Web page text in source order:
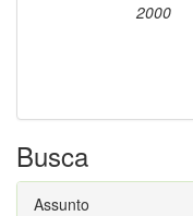
2000
Busca
Assunto